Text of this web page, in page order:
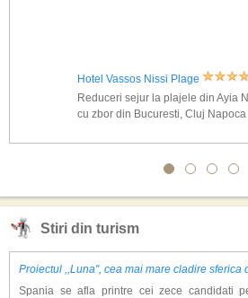
Hotel Vassos Nissi Plage
Reduceri sejur la plajele din Ayia
cu zbor din Bucuresti, Cluj Napoca
Stiri din turism
Proiectul ,,Luna'', cea mai mare cladire sferica
Spania se afla printre cei zece candidati